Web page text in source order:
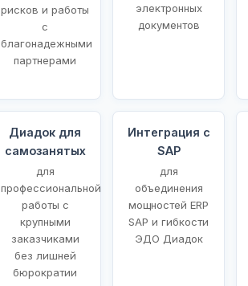
рисков и работы
с
благонадежными
партнерами
электронных
документов
Диадок для
самозанятых
для
профессиональной
работы с
крупными
заказчиками
без лишней
бюрократии
Интеграция с
SAP
для
объединения
мощностей ERP
SAP и гибкости
ЭДО Диадок